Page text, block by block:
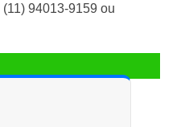
(11) 94013-9159 ou